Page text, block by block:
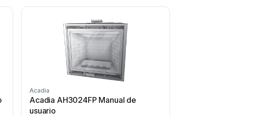
Acadia
Acadia AH3024FP Manual de
usuario